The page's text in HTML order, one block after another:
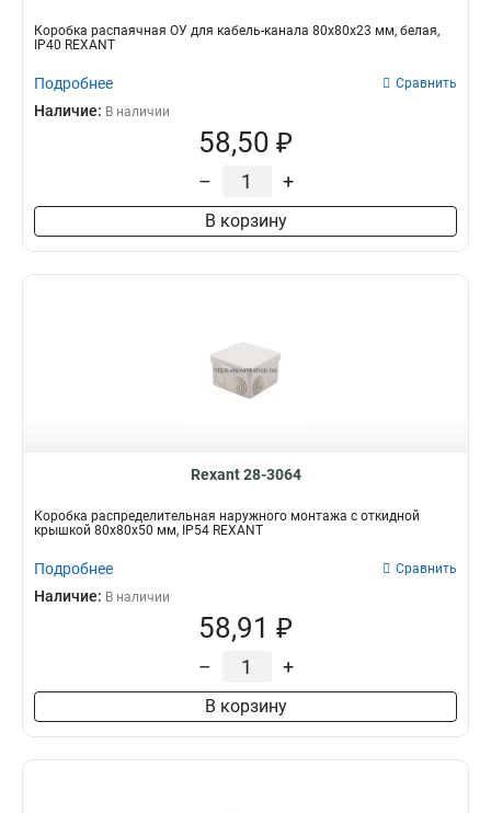
Коробка распаячная ОУ для кабель-канала 80х80х23 мм, белая,
IP40 REXANT
Подробнее Сравнить
Наличие: В наличии
58,50 ₽
– +
В корзину
Rexant 28-3064
Коробка распределительная наружного монтажа с откидной
крышкой 80х80х50 мм, IP54 REXANT
Подробнее Сравнить
Наличие: В наличии
58,91 ₽
– +
В корзину